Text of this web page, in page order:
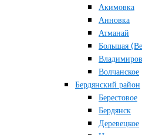
Акимовка
Анновка
Атманай
Большая
Волчанское
Бердянский район
Берестовое
Бердянск
Деревецкое